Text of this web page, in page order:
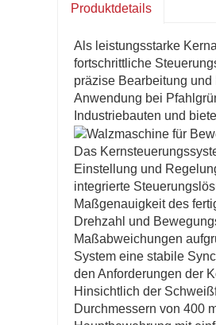
Produktdetails
Als leistungsstarke
fortschrittliche
präzise Bearbeitung
Anwendung bei
Industriebauten und
Das
Einstellung und
integrierte
Maßgenauigkeit des
Drehzahl und
Maßabweichungen
System eine stabile
den Anforderungen der
Hinsichtlich der
Durchmessern von 400